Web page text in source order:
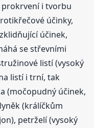
i tvorbu
účinky,
účinek,
se střevními
listí (vysoký
listí i trní, tak
(močopudný účinek,
(králíčkům
petrželí (vysoký